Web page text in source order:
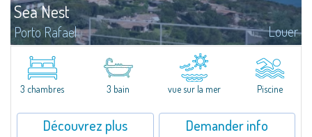
Sea Nest
Porto Rafael Louer
New acquisition: beautiful villa with 3 bedrooms and 3 bathrooms,
featuring a private pool. Bright, well-designed spaces, ideal for enjoying the
charm and tranquillity of Porto Rafael in an exclusive setting...
3 chambres 3 bain vue sur la mer Piscine
Découvrez plus Demander info